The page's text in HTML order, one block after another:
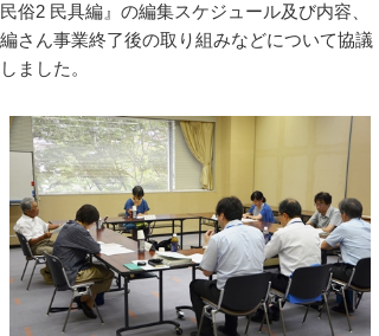
民俗2 民具編』の編集スケジュール及び内容、
編さん事業終了後の取り組みなどについて協議
しました。